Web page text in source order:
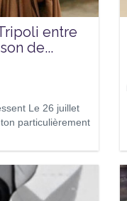
entre
de...
Le 26 juillet
particulièrement